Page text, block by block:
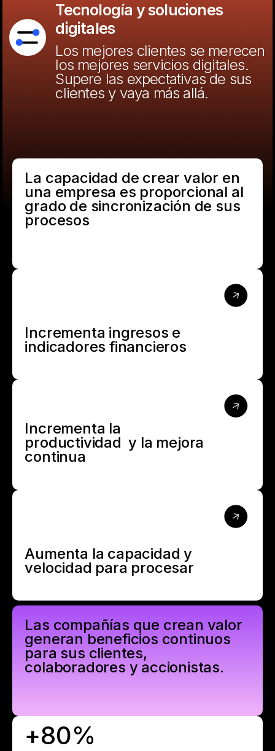
Tecnología y soluciones
digitales
Los mejores clientes se merecen
los mejores servicios digitales.
Supere las expectativas de sus
clientes y vaya más allá.
La capacidad de crear valor en
una empresa es proporcional al
grado de sincronización de sus
procesos
Incrementa ingresos e
indicadores financieros
Incrementa la
productividad y la mejora
continua
Aumenta la capacidad y
velocidad para procesar
Las compañías que crean valor
generan beneficios continuos
para sus clientes,
colaboradores y accionistas.
+80%